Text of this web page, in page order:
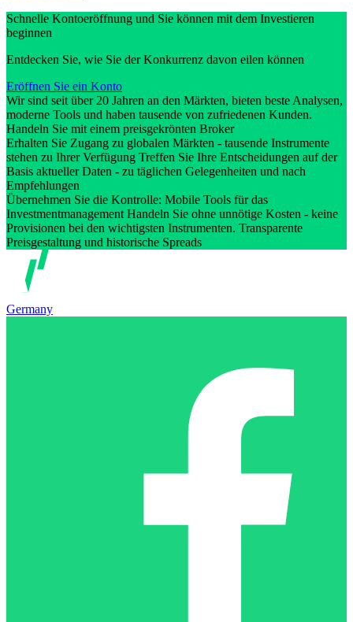
Schnelle Kontoeröffnung und Sie können mit dem Investieren
beginnen
Entdecken Sie, wie Sie der Konkurrenz davon eilen können
Eröffnen Sie ein Konto
Wir sind seit über 20 Jahren an den Märkten, bieten beste Analysen,
moderne Tools und haben tausende von zufriedenen Kunden.
Handeln Sie mit einem preisgekrönten Broker
Erhalten Sie Zugang zu globalen Märkten - tausende Instrumente
stehen zu Ihrer Verfügung Treffen Sie Ihre Entscheidungen auf der
Basis aktueller Daten - zu täglichen Gelegenheiten und nach
Empfehlungen
Übernehmen Sie die Kontrolle: Mobile Tools für das
Investmentmanagement Handeln Sie ohne unnötige Kosten - keine
Provisionen bei den wichtigsten Instrumenten. Transparente
Preisgestaltung und historische Spreads
Germany